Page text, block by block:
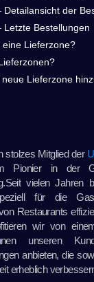
Detailansicht der
Letzte Bestellungen
Lieferzone?
Lieferzone
stolzes Mitglied der
Pionier in der
vielen Jahren
speziell für die
Restaurants
wir von
unseren
anbieten, die
erheblich